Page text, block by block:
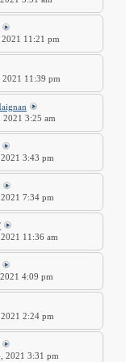
11:21 pm
11:39 pm
2021 3:25 am
3:43 pm
7:34 pm
11:36 am
4:09 pm
2:24 pm
2021 3:31 pm